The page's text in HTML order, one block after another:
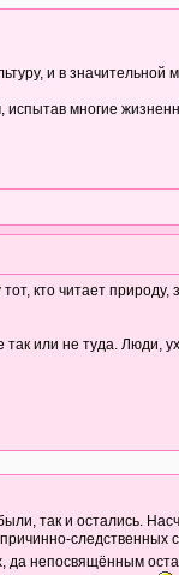
и в значительной
многие
кто читает
или не туда. Люди,
так и остались.
следственных
да непосвящённым